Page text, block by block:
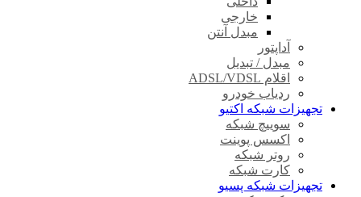
خارجی
مبدل آنتن
آداپتور
مبدل / تبدیل
اقلام ADSL/VDSL
ردیاب خودرو
تجهیزات شبکه اکتیو
سوییچ شبکه
اکسس پوینت
روتر شبکه
کارت شبکه
تجهیزات شبکه پسیو